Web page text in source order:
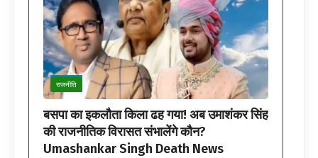
राजनीति
बसपा का इकलौता किला ढह गया! अब उमाशंकर सिंह
की राजनीतिक विरासत संभालेंगे कौन?
Umashankar Singh Death News